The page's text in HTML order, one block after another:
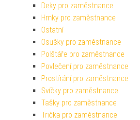
Deky pro zaměstnance
Hrnky pro zaměstnance
Ostatní
Osušky pro zaměstnance
Polštáře pro zaměstnance
Povlečení pro zaměstnance
Prostírání pro zaměstnance
Svíčky pro zaměstnance
Tašky pro zaměstnance
Trička pro zaměstnance